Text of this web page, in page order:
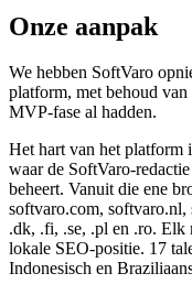
Onze aanpak
We hebben SoftVaro
platform, met behoud
MVP-fase al hadden.
Het hart van het platform
waar de SoftVaro-
beheert. Vanuit die ene
softvaro.com, softvaro.nl,
.dk, .fi, .se, .pl en .ro. Elk
lokale SEO-positie. 17
Indonesisch en